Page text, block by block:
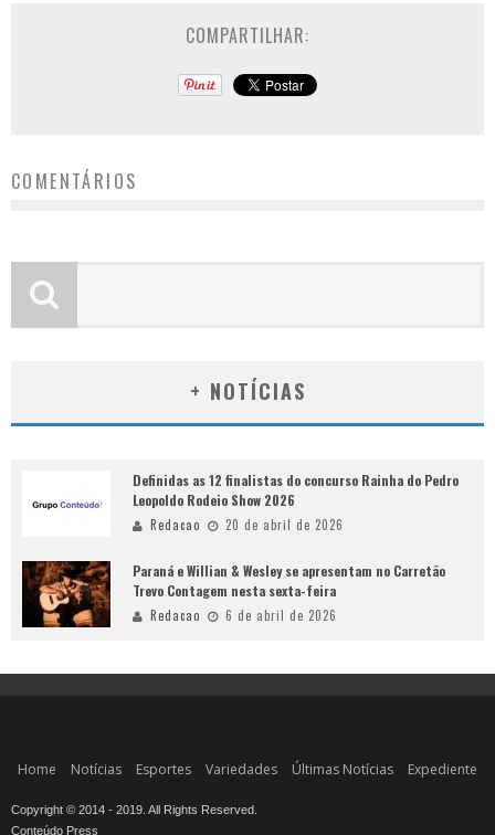
COMPARTILHAR:
COMENTÁRIOS
+ NOTÍCIAS
Definidas as 12 finalistas do concurso Rainha do Pedro
Leopoldo Rodeio Show 2026
Redacao 20 de abril de 2026
Paraná e Willian & Wesley se apresentam no Carretão
Trevo Contagem nesta sexta-feira
Redacao 6 de abril de 2026
Home Notícias Esportes Variedades Últimas Notícias Expediente
Copyright © 2014 - 2019. All Rights Reserved.
Conteúdo Press